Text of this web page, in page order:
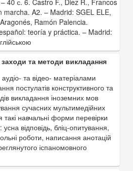
– 40 с. 6. Castro F., Diez R., Francos
marcha. A2. – Madrid: SGEL ELE,
Ramón Palencia.
teoría y práctica. – Madrid:
заходи та методи викладання
та відео- матеріалами
постулатів конструктивного та
викладання іноземних мов
сучасних мультимедійних
такі навчальні форми перевірки
відповідь, бліц-опитування,
роботи, написання анотацій
іспаномовного